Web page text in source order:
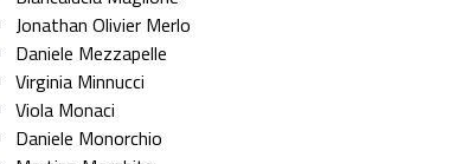
Jonathan Olivier Merlo
Daniele Mezzapelle
Virginia Minnucci
Viola Monaci
Daniele Monorchio